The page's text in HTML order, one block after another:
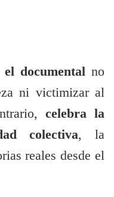
el documental no
ni victimizar al
celebra la
colectiva, la
reales desde el